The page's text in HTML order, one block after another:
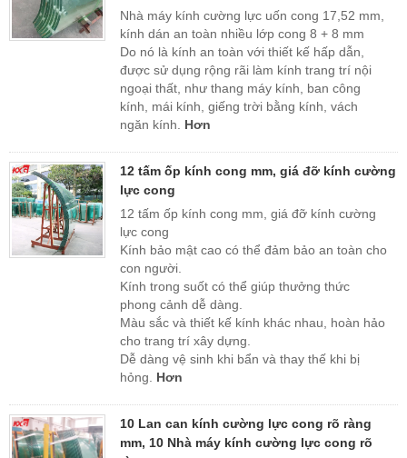
Nhà máy kính cường lực uốn cong 17,52 mm,
kính dán an toàn nhiều lớp cong 8 + 8 mm
Do nó là kính an toàn với thiết kế hấp dẫn,
được sử dụng rộng rãi làm kính trang trí nội
ngoại thất, như thang máy kính, ban công
kính, mái kính, giếng trời bằng kính, vách
ngăn kính. Hơn
12 tấm ốp kính cong mm, giá đỡ kính cường
lực cong
12 tấm ốp kính cong mm, giá đỡ kính cường
lực cong
Kính bảo mật cao có thể đảm bảo an toàn cho
con người.
Kính trong suốt có thể giúp thưởng thức
phong cảnh dễ dàng.
Màu sắc và thiết kế kính khác nhau, hoàn hảo
cho trang trí xây dựng.
Dễ dàng vệ sinh khi bẩn và thay thế khi bị
hỏng. Hơn
10 Lan can kính cường lực cong rõ ràng
mm, 10 Nhà máy kính cường lực cong rõ